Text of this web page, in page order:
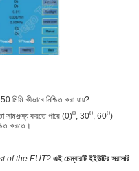
মিমি কীভাবে নিশ্চিত করা যায়?
সামঞ্জস্য করতে পারে (0)0 , 300 , 600)
করতে।
of the EUT? এই চেম্বারটি ইইউটির সরাসরি